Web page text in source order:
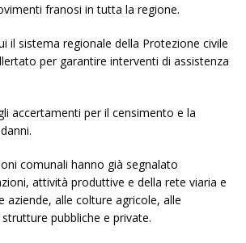
franosi in tutta la regione.
il sistema regionale della Protezione civile
per garantire interventi di assistenza
accertamenti per il censimento e la
comunali hanno già segnalato
attività produttive e della rete viaria e
aziende, alle colture agricole, alle
pubbliche e private.